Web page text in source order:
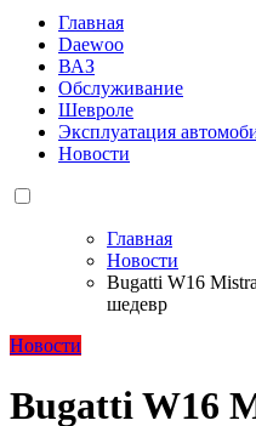
Главная
Daewoo
ВАЗ
Обслуживание
Шевроле
Эксплуатация
Новости
Главная
Новости
Bugatti W16
шедевр
Новости
Bugatti W16